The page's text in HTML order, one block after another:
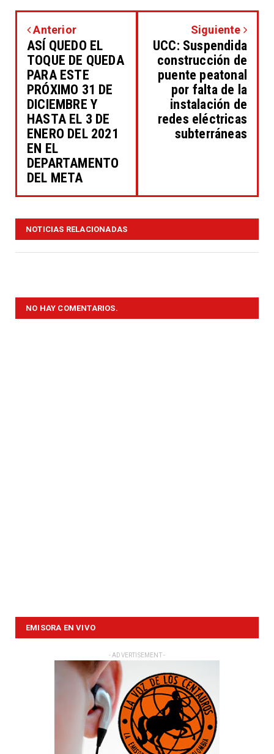
Anterior
ASÍ QUEDO EL
TOQUE DE QUEDA
PARA ESTE
PRÓXIMO 31 DE
DICIEMBRE Y
HASTA EL 3 DE
ENERO DEL 2021
EN EL
DEPARTAMENTO
DEL META
Siguiente
UCC: Suspendida
construcción de
puente peatonal
por falta de la
instalación de
redes eléctricas
subterráneas
NOTICIAS RELACIONADAS
NO HAY COMENTARIOS.
EMISORA EN VIVO
- ADVERTISEMENT -